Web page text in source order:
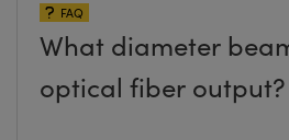
FAQ
What diameter
optical fiber output?